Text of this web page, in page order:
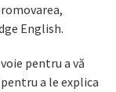
English.
pentru a vă
a le explica